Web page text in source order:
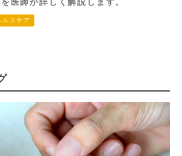
ルスケア